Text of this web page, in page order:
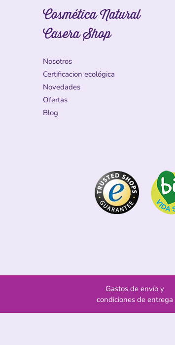
Cosmética Natural
Casera Shop
Nosotros
Certificacion ecológica
Novedades
Ofertas
Blog
Gastos de envío y
condiciones de entrega